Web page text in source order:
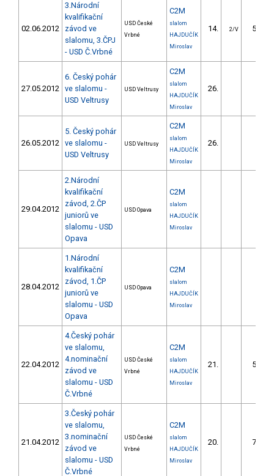
02.06.2012
3.Národní
kvalifikační
závod ve
slalomu, 3.ČPJ
- USD Č.Vrbné
USD České
Vrbné
C2M
slalom
HAJDUČÍK
Miroslav
14. 2/V 50.57
27.05.2012
6. Český pohár
ve slalomu -
USD Veltrusy
USD Veltrusy
C2M
slalom
HAJDUČÍK
Miroslav
26.
26.05.2012
5. Český pohár
ve slalomu -
USD Veltrusy
USD Veltrusy
C2M
slalom
HAJDUČÍK
Miroslav
26.
29.04.2012
2.Národní
kvalifikační
závod, 2.ČP
juniorů ve
slalomu - USD
Opava
USD Opava
C2M
slalom
HAJDUČÍK
Miroslav
28.04.2012
1.Národní
kvalifikační
závod, 1.ČP
juniorů ve
slalomu - USD
Opava
USD Opava
C2M
slalom
HAJDUČÍK
Miroslav
22.04.2012
4.Český pohár
ve slalomu,
4.nominační
závod ve
slalomu - USD
Č.Vrbné
USD České
Vrbné
C2M
slalom
HAJDUČÍK
Miroslav
21. 50.39
21.04.2012
3.Český pohár
ve slalomu,
3.nominační
závod ve
slalomu - USD
Č.Vrbné
USD České
Vrbné
C2M
slalom
HAJDUČÍK
Miroslav
20. 77.85